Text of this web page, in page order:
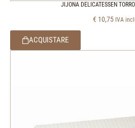
JIJONA DELICATESSEN
€ 10,75 IVA
ACQUISTARE